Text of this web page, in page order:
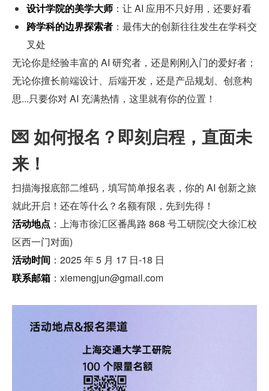
设计学院的美学大师 ：让 AI 应用不只好用，还要好看
跨学科的边界探索者 ：最伟大的创新往往发生在学科交
叉处
无论你是经验丰富的 AI 研究者，还是刚刚入门的爱好者；
无论你擅长前端设计、后端开发，还是产品规划、创意构
思...只要你对 AI 充满热情，这里就有你的位置！
💌 如何报名？即刻启程，直面未
来！
扫描海报底部二维码，填写简单报名表，你的 AI 创新之旅
就此开启！还在等什么？名额有限，先到先得！
活动地点 ：上海市徐汇区番禺路 868 号工研院(交大徐汇校
区西一门对面)
活动时间 ：2025 年 5 月 17 日-18 日
联系邮箱 ：xiemengjun@gmail.com